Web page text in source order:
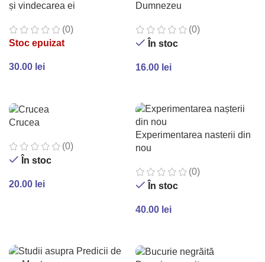
și vindecarea ei
(0)
Stoc epuizat
30.00 lei
Dumnezeu
(0)
În stoc
16.00 lei
Crucea
(0)
În stoc
20.00 lei
Experimentarea nasterii din
nou
(0)
În stoc
40.00 lei